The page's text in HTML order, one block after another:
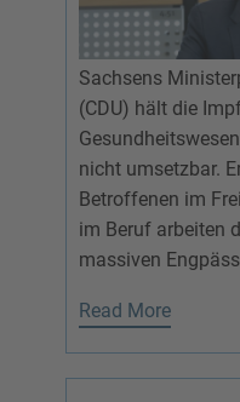
Sachsens
(CDU) hält die
nicht umsetzbar.
Betroffenen im
im Beruf arbeiten
massiven
Read More